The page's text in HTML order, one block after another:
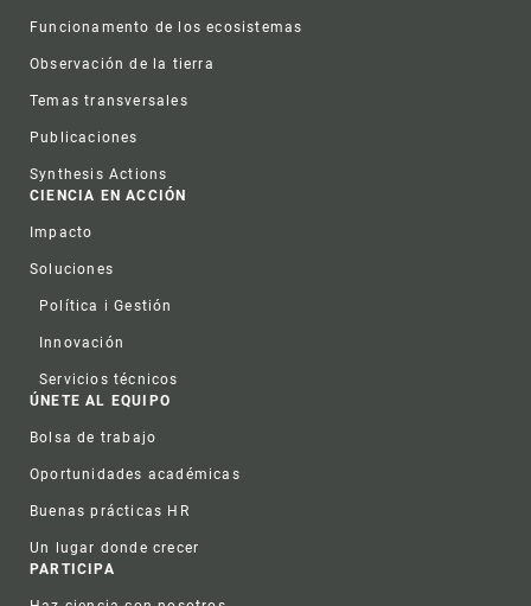
Funcionamento de los ecosistemas
Observación de la tierra
Temas transversales
Publicaciones
Synthesis Actions
CIENCIA EN ACCIÓN
Impacto
Soluciones
Política i Gestión
Innovación
Servicios técnicos
ÚNETE AL EQUIPO
Bolsa de trabajo
Oportunidades académicas
Buenas prácticas HR
Un lugar donde crecer
PARTICIPA